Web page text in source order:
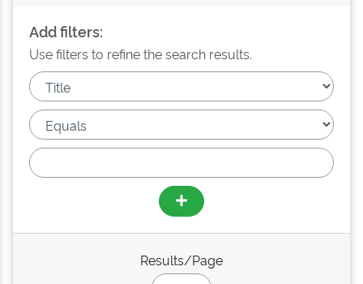
Add filters:
Use filters to refine the search results.
Results/Page